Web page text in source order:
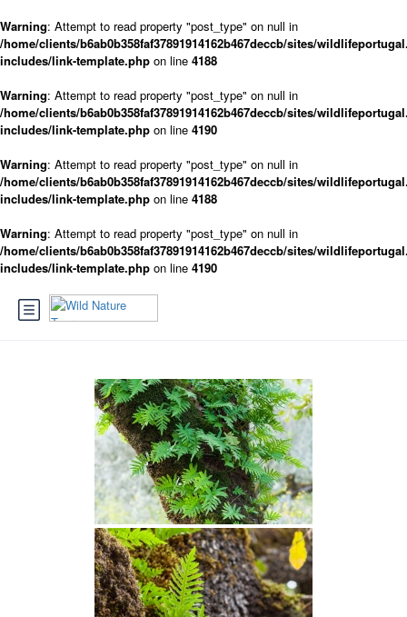
Warning: Attempt to read property "post_type" on null in
/home/clients/b6ab0b358faf37891914162b467deccb/sites/
includes/link-template.php on line 4188
Warning: Attempt to read property "post_type" on null in
/home/clients/b6ab0b358faf37891914162b467deccb/sites/
includes/link-template.php on line 4190
Warning: Attempt to read property "post_type" on null in
/home/clients/b6ab0b358faf37891914162b467deccb/sites/
includes/link-template.php on line 4188
Warning: Attempt to read property "post_type" on null in
/home/clients/b6ab0b358faf37891914162b467deccb/sites/
includes/link-template.php on line 4190